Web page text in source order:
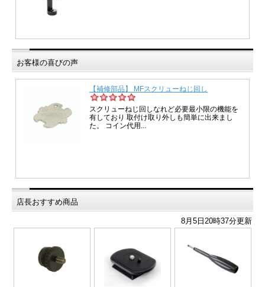
お客様の喜びの声
店長おすすめ商品